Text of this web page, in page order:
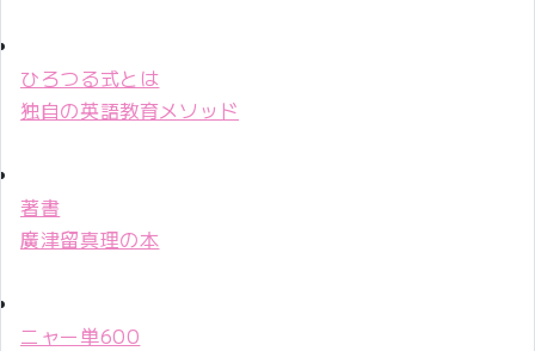
ひろつる式とは
独自の英語教育メソッド
著書
廣津留真理の本
ニャー単600